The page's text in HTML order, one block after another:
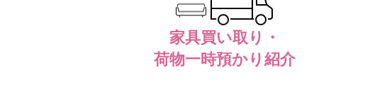
家具買い取り・
荷物一時預かり紹介